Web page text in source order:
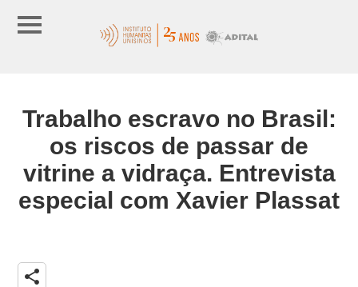
Trabalho escravo no Brasil:
os riscos de passar de
vitrine a vidraça. Entrevista
especial com Xavier Plassat
share